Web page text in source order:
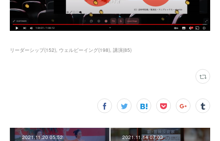
リーダーシップ(152) ウェルビーイング(198) 講演(85)
2021.11.20 05:52 2021.11.14 07:03